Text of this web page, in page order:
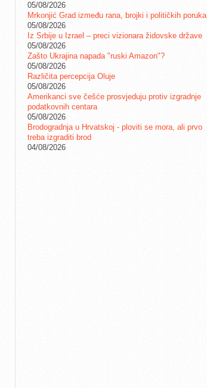
05/08/2026
Mrkonjić Grad između rana, brojki i političkih poruka
05/08/2026
Iz Srbije u Izrael – preci vizionara židovske države
05/08/2026
Zašto Ukrajina napada "ruski Amazon"?
05/08/2026
Različita percepcija Oluje
05/08/2026
Amerikanci sve češće prosvjeduju protiv izgradnje
podatkovnih centara
05/08/2026
Brodogradnja u Hrvatskoj - ploviti se mora, ali prvo
treba izgraditi brod
04/08/2026